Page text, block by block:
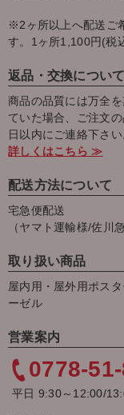
※2ヶ所以上へ配送ご
す。1ヶ所1,100円(税
返品・交換について
商品の品質には万全
ていた場合、ご注文
日以内にご連絡下さい
詳しくはこちら ≫
配送方法について
宅急便配送
（ヤマト運輸様/佐川
取り扱い商品
屋内用・屋外用ポス
ーゼル
営業案内
0778-
平日 9:30～12:00/